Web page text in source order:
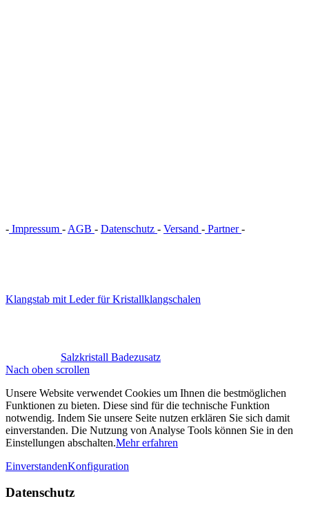
- Impressum - AGB - Datenschutz - Versand - Partner-
Klangstab mit Leder für Kristallklangschalen
Salzkristall Badezusatz
Nach oben scrollen
Unsere Website verwendet Cookies um Ihnen die bestmöglichen
Funktionen zu bieten. Diese sind für die technische Funktion
notwendig. Indem Sie unsere Seite nutzen erklären Sie sich damit
einverstanden. Die Nutzung von Analyse Tools können Sie in den
Einstellungen abschalten.Mehr erfahren
EinverstandenKonfiguration
Datenschutz